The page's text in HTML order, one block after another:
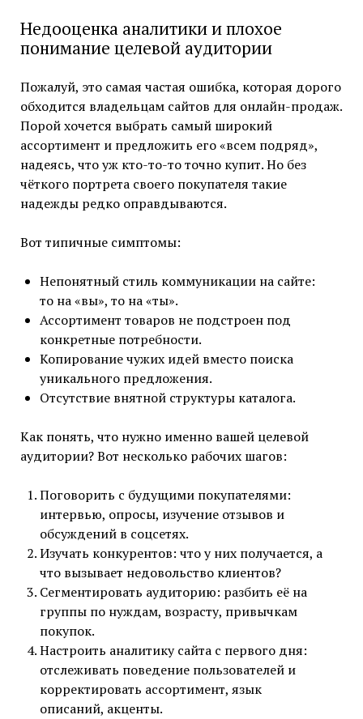
Недооценка аналитики и плохое
понимание целевой аудитории
Пожалуй, это самая частая ошибка, которая дорого
обходится владельцам сайтов для онлайн-продаж.
Порой хочется выбрать самый широкий
ассортимент и предложить его «всем подряд»,
надеясь, что уж кто-то-то точно купит. Но без
чёткого портрета своего покупателя такие
надежды редко оправдываются.
Вот типичные симптомы:
Непонятный стиль коммуникации на сайте:
то на «вы», то на «ты».
Ассортимент товаров не подстроен под
конкретные потребности.
Копирование чужих идей вместо поиска
уникального предложения.
Отсутствие внятной структуры каталога.
Как понять, что нужно именно вашей целевой
аудитории? Вот несколько рабочих шагов:
Поговорить с будущими покупателями:
интервью, опросы, изучение отзывов и
обсуждений в соцсетях.
Изучать конкурентов: что у них получается, а
что вызывает недовольство клиентов?
Сегментировать аудиторию: разбить её на
группы по нуждам, возрасту, привычкам
покупок.
Настроить аналитику сайта с первого дня:
отслеживать поведение пользователей и
корректировать ассортимент, язык
описаний, акценты.